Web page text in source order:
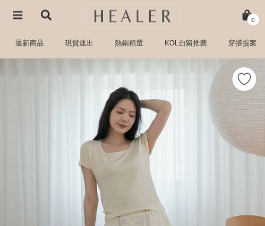
0
最新商品 現貨速出 熱銷精選 KOL自留推薦 穿搭提案